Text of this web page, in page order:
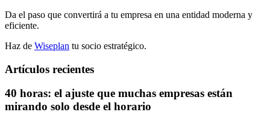
Da el paso que convertirá a tu empresa en una entidad moderna y
eficiente.
Haz de Wiseplan tu socio estratégico.
Artículos recientes
40 horas: el ajuste que muchas empresas están
mirando solo desde el horario